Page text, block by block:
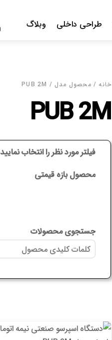
طراحی داخلی وبلاگ
خانه / محصول مدل / PUB 2M
PUB 2M
فیلتر مورد نظر را انتخاب نمایید
محصول بازه قیمتی
جستجوی محصولات